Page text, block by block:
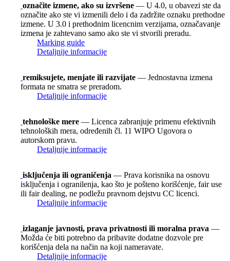
označite izmene, ako su izvršene — U 4.0, u obavezi ste da
označite ako ste vi izmenili delo i da zadržite oznaku prethodne
izmene. U 3.0 i prethodnim licencnim verzijama, označavanje
izmena je zahtevano samo ako ste vi stvorili preradu.
Marking guide
Detaljnije informacije
remiksujete, menjate ili razvijate — Jednostavna izmena
formata ne smatra se preradom.
Detaljnije informacije
tehnološke mere — Licenca zabranjuje primenu efektivnih
tehnoloških mera, određenih čl. 11 WIPO Ugovora o
autorskom pravu.
Detaljnije informacije
isključenja ili ograničenja — Prava korisnika na osnovu
isključenja i ogranilenja, kao što je pošteno korišćenje, fair use
ili fair dealing, ne podležu pravnom dejstvu CC licenci.
Detaljnije informacije
izlaganje javnosti, prava privatnosti ili moralna prava —
Možda će biti potrebno da pribavite dodatne dozvole pre
korišćenja dela na način na koji nameravate.
Detaljnije informacije